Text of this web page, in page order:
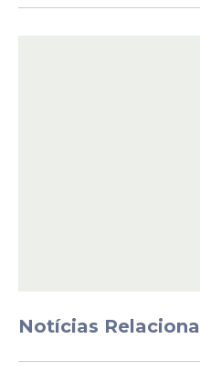
A ausência de um
abriu espaço para
divergentes.
Notícias